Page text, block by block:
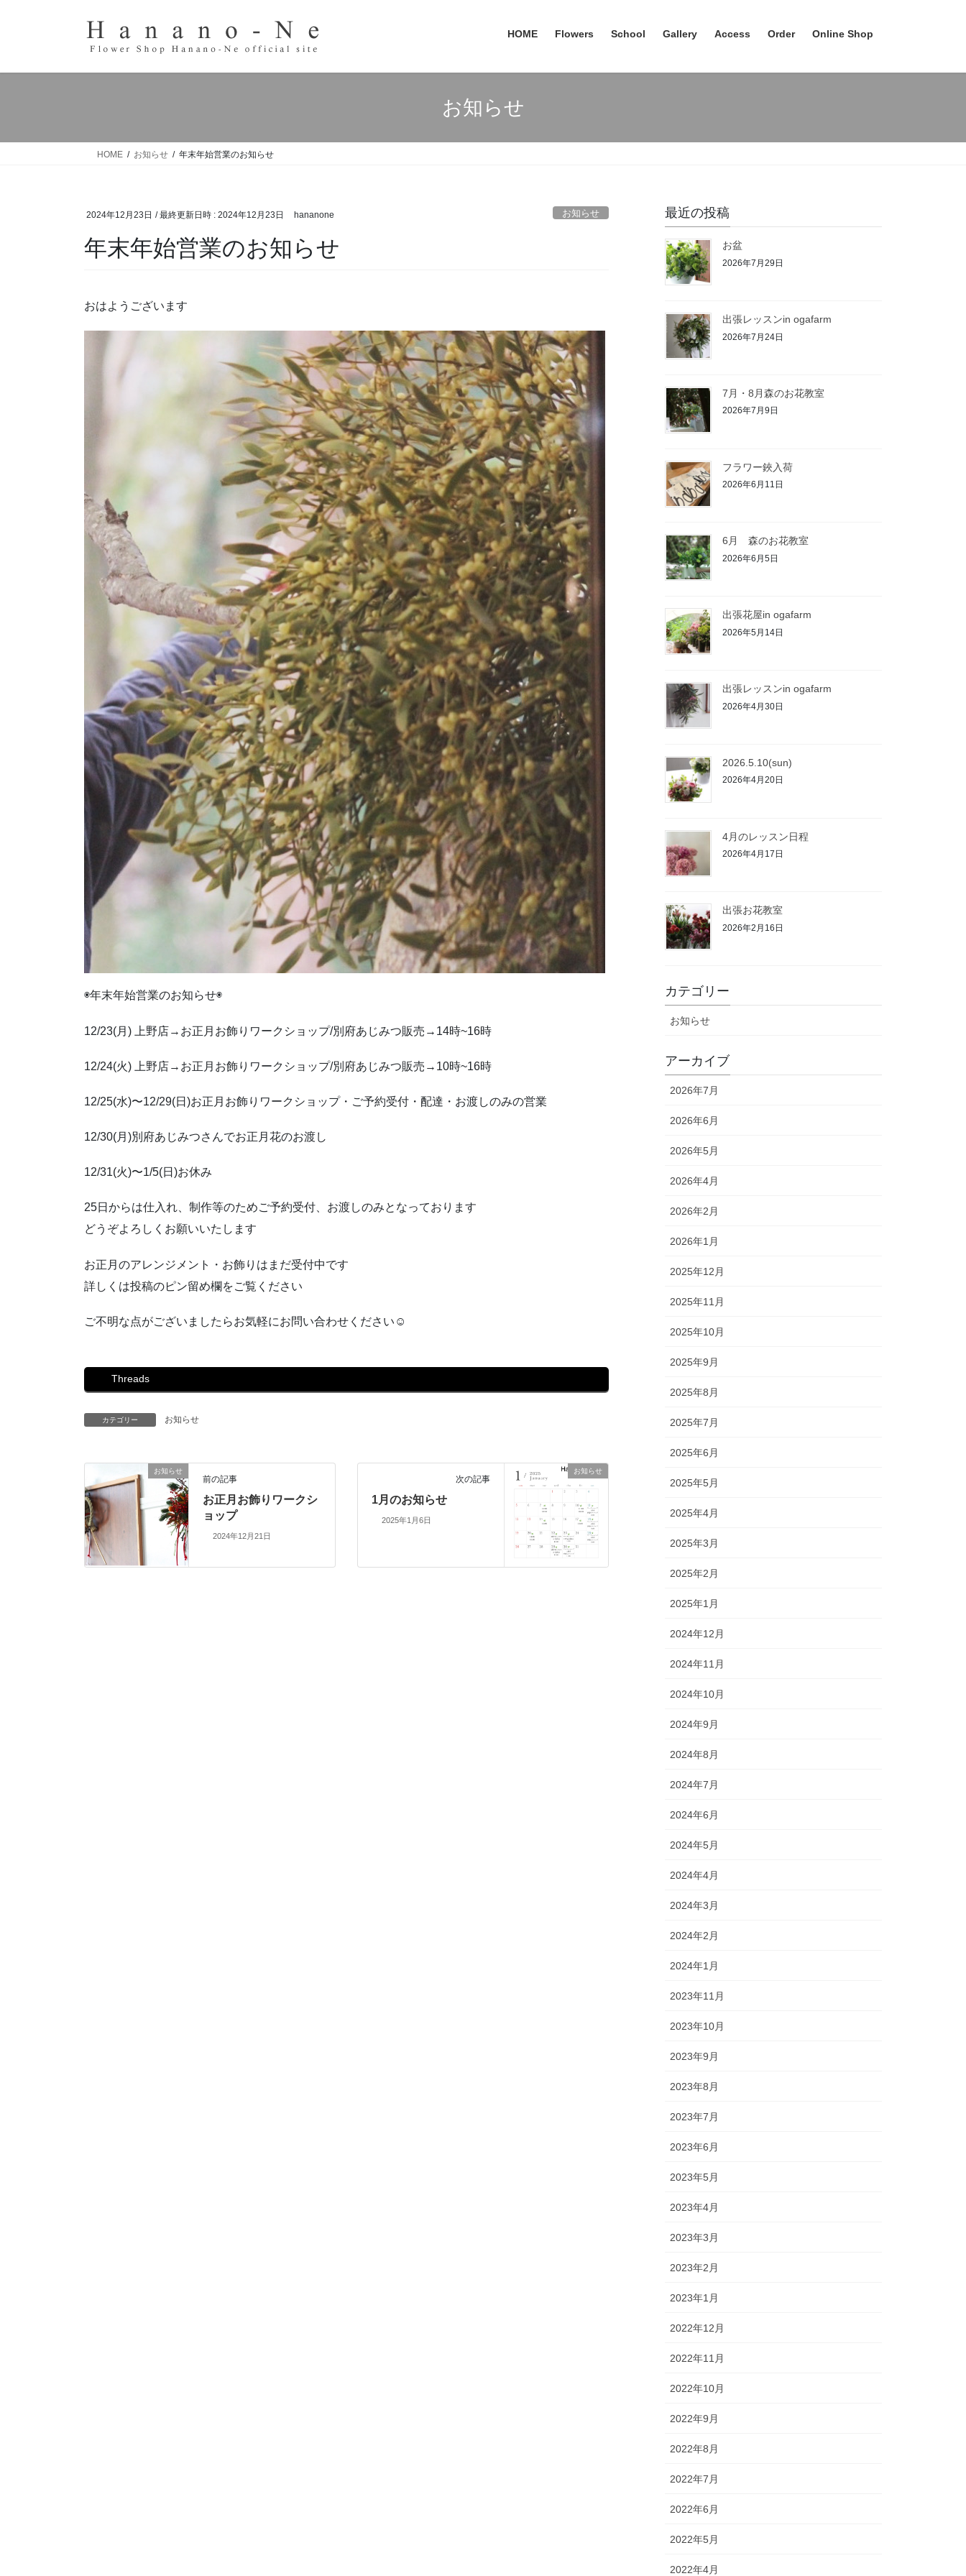
ツ
ッ
シ
移
HOME Flowers School Gallery Access Order Online Shop
お知らせ
HOME お知らせ 年末年始営業のお知らせ
2024年12月23日 / 最終更新日時 : 2024年12月23日 hananone お知らせ
年末年始営業のお知らせ
おはようございます
◉年末年始営業のお知らせ◉
12/23(月) 上野店→お正月お飾りワークショップ/別府あじみつ販売→14時~16時
12/24(火) 上野店→お正月お飾りワークショップ/別府あじみつ販売→10時~16時
12/25(水)〜12/29(日)お正月お飾りワークショップ・ご予約受付・配達・お渡しのみの営業
12/30(月)別府あじみつさんでお正月花のお渡し
12/31(火)〜1/5(日)お休み
25日からは仕入れ、制作等のためご予約受付、お渡しのみとなっております
どうぞよろしくお願いいたします
お正月のアレンジメント・お飾りはまだ受付中です
詳しくは投稿のピン留め欄をご覧ください
ご不明な点がございましたらお気軽にお問い合わせください☺︎
Threads
カテゴリー お知らせ
お知らせ
前の記事
お正月お飾りワークシ
ョップ
2024年12月21日
お知らせ
次の記事
1月のお知らせ
2025年1月6日
最近の投稿
お盆
2026年7月29日
出張レッスンin ogafarm
2026年7月24日
7月・8月森のお花教室
2026年7月9日
フラワー鋏入荷
2026年6月11日
6月 森のお花教室
2026年6月5日
出張花屋in ogafarm
2026年5月14日
出張レッスンin ogafarm
2026年4月30日
2026.5.10(sun)
2026年4月20日
4月のレッスン日程
2026年4月17日
出張お花教室
2026年2月16日
カテゴリー
お知らせ
アーカイブ
2026年7月
2026年6月
2026年5月
2026年4月
2026年2月
2026年1月
2025年12月
2025年11月
2025年10月
2025年9月
2025年8月
2025年7月
2025年6月
2025年5月
2025年4月
2025年3月
2025年2月
2025年1月
2024年12月
2024年11月
2024年10月
2024年9月
2024年8月
2024年7月
2024年6月
2024年5月
2024年4月
2024年3月
2024年2月
2024年1月
2023年11月
2023年10月
2023年9月
2023年8月
2023年7月
2023年6月
2023年5月
2023年4月
2023年3月
2023年2月
2023年1月
2022年12月
2022年11月
2022年10月
2022年9月
2022年8月
2022年7月
2022年6月
2022年5月
2022年4月